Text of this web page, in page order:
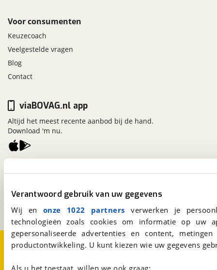
Verantwoord gebruik van uw gegevens
Wij en onze 1022 partners verwerken je
technologieën zoals cookies om informatie op
gepersonaliseerde advertenties en content,
productontwikkeling. U kunt kiezen wie uw gegevens
Voor consumenten
Keuzecoach
Veelgestelde vragen
Blog
Contact
3981 AJ
Bunnik
Een initiatief van
BOVAG
viaBOVAG.nl app
Altijd het meest recente aanbod bij de hand.
Download 'm nu.
Over viaBOVAG.nl Disclaimer- en Privacyverklaring
CookievoorkeurenVacatures